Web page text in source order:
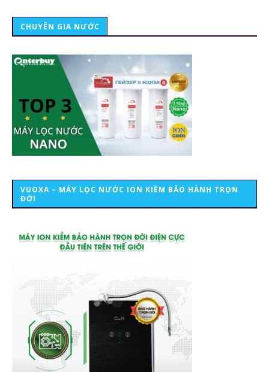
CHUYÊN GIA NƯỚC
VUOXA – MÁY LỌC NƯỚC ION KIỀM BẢO HÀNH TRỌN
ĐỜI